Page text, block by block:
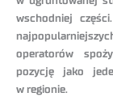
wschodniej
operatorów
pozycję jako
w regionie.